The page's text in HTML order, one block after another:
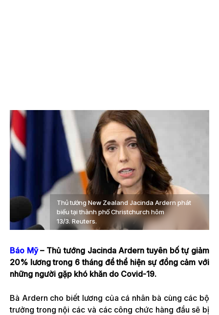
Thủ tướng New Zealand Jacinda Ardern phát
biểu tại thành phố Christchurch hôm
13/3. Reuters.
Báo Mỹ– Thủ tướng Jacinda Ardern tuyên bố tự giảm
20% lương trong 6 tháng để thể hiện sự đồng cảm với
những người gặp khó khăn do Covid-19.
Bà Ardern cho biết lương của cá nhân bà cùng các bộ
trưởng trong nội các và các công chức hàng đầu sẽ bị